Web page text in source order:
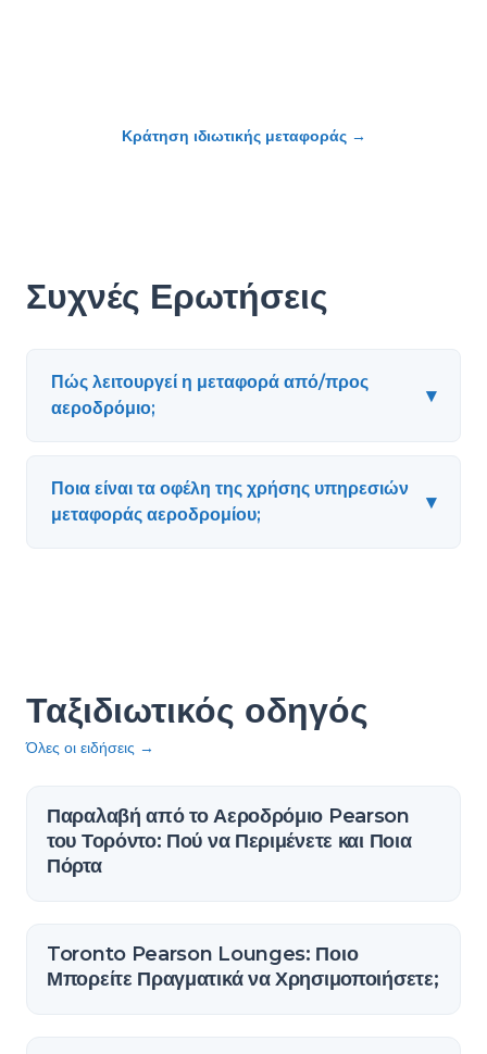
Κράτηση ιδιωτικής μεταφοράς→
Συχνές Ερωτήσεις
Πώς λειτουργεί η μεταφορά από/προς
αεροδρόμιο;
▾
Ποια είναι τα οφέλη της χρήσης υπηρεσιών
μεταφοράς αεροδρομίου;
▾
Ταξιδιωτικός οδηγός
Όλες οι ειδήσεις →
Παραλαβή από το Αεροδρόμιο Pearson
του Τορόντο: Πού να Περιμένετε και Ποια
Πόρτα
Toronto Pearson Lounges: Ποιο
Μπορείτε Πραγματικά να Χρησιμοποιήσετε;